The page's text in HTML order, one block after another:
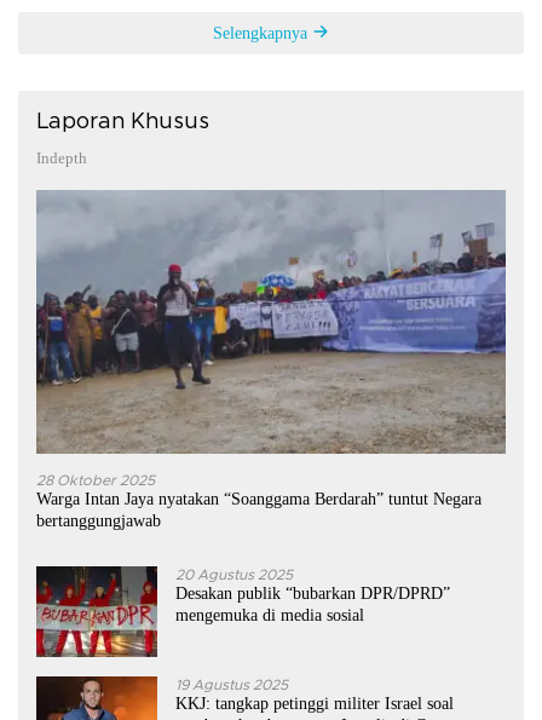
Selengkapnya
Laporan Khusus
Indepth
28 Oktober 2025
Warga Intan Jaya nyatakan “Soanggama Berdarah” tuntut Negara
bertanggungjawab
20 Agustus 2025
Desakan publik “bubarkan DPR/DPRD”
mengemuka di media sosial
19 Agustus 2025
KKJ: tangkap petinggi militer Israel soal